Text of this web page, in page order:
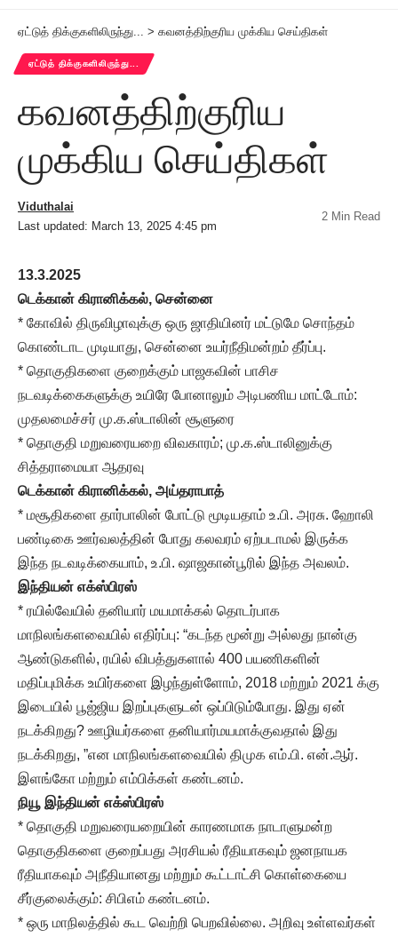
ஏட்டுத் திக்குகளிலிருந்து... > கவனத்திற்குரிய முக்கிய செய்திகள்
ஏட்டுத் திக்குகளிலிருந்து...
கவனத்திற்குரிய
முக்கிய செய்திகள்
Last updated: March 13, 2025 4:45 pm
Viduthalai
2 Min Read
13.3.2025
டெக்கான் கிரானிக்கல், சென்னை
* கோவில் திருவிழாவுக்கு ஒரு ஜாதியினர் மட்டுமே சொந்தம்
கொண்டாட முடியாது, சென்னை உயர்நீதிமன்றம் தீர்ப்பு.
* தொகுதிகளை குறைக்கும் பாஜகவின் பாசிச
நடவடிக்கைகளுக்கு உயிரே போனாலும் அடிபணிய மாட்டோம்:
முதலமைச்சர் மு.க.ஸ்டாலின் சூளுரை
* தொகுதி மறுவரையறை விவகாரம்; மு.க.ஸ்டாலினுக்கு
சித்தராமையா ஆதரவு
டெக்கான் கிரானிக்கல், அய்தராபாத்
* மசூதிகளை தார்பாலின் போட்டு மூடியதாம் உ.பி. அரசு. ஹோலி
பண்டிகை ஊர்வலத்தின் போது கலவரம் ஏற்படாமல் இருக்க
இந்த நடவடிக்கையாம், உ.பி. ஷாஜகான்பூரில் இந்த அவலம்.
இந்தியன் எக்ஸ்பிரஸ்
* ரயில்வேயில் தனியார் மயமாக்கல் தொடர்பாக
மாநிலங்களவையில் எதிர்ப்பு: “கடந்த மூன்று அல்லது நான்கு
ஆண்டுகளில், ரயில் விபத்துகளால் 400 பயணிகளின்
மதிப்புமிக்க உயிர்களை இழந்துள்ளோம், 2018 மற்றும் 2021 க்கு
இடையில் பூஜ்ஜிய இறப்புகளுடன் ஒப்பிடும்போது. இது ஏன்
நடக்கிறது? ஊழியர்களை தனியார்மயமாக்குவதால் இது
நடக்கிறது, ”என மாநிலங்களவையில் திமுக எம்.பி. என்.ஆர்.
இளங்கோ மற்றும் எம்பிக்கள் கண்டனம்.
நியூ இந்தியன் எக்ஸ்பிரஸ்
* தொகுதி மறுவரையறையின் காரணமாக நாடாளுமன்ற
தொகுதிகளை குறைப்பது அரசியல் ரீதியாகவும் ஜனநாயக
ரீதியாகவும் அநீதியானது மற்றும் கூட்டாட்சி கொள்கையை
சீர்குலைக்கும்: சிபிஎம் கண்டனம்.
* ஒரு மாநிலத்தில் கூட வெற்றி பெறவில்லை. அறிவு உள்ளவர்கள்